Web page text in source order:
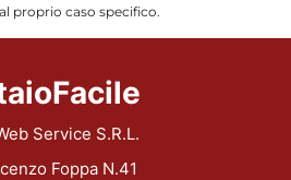
proprio caso specifico.
Service S.R.L.
Foppa N.41